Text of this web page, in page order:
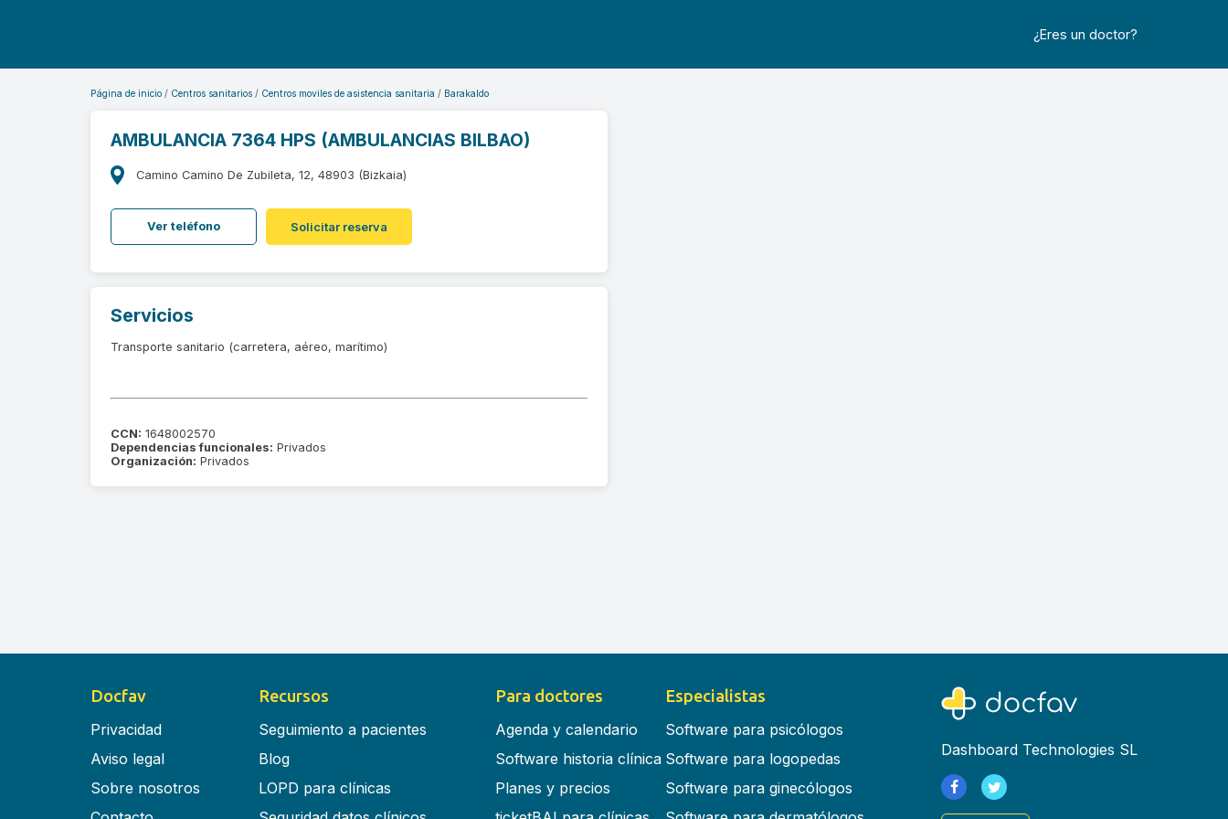
¿Eres un doctor?
Página de inicio Centros sanitarios Centros moviles de asistencia sanitaria Barakaldo
AMBULANCIA 7364 HPS (AMBULANCIAS BILBAO)
Camino Camino De Zubileta, 12, 48903 (Bizkaia)
Ver teléfono Solicitar reserva
Servicios
Transporte sanitario (carretera, aéreo, marítimo)
CCN: 1648002570
Dependencias funcionales: Privados
Organización: Privados
Docfav
Privacidad
Aviso legal
Sobre nosotros
Recursos
Seguimiento a pacientes
Blog
LOPD para clínicas
Para doctores
Agenda y calendario
Software historia clínica
Planes y precios
Especialistas
Software para psicólogos
Software para logopedas
Software para ginecólogos
Dashboard Technologies SL